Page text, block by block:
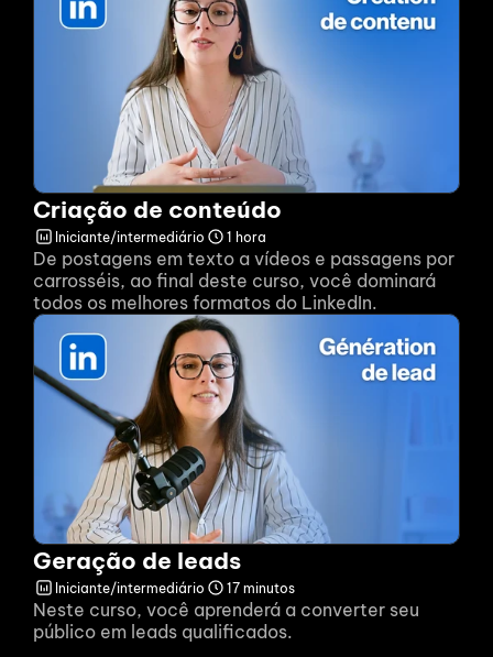
Criação de conteúdo
Iniciante/intermediário 1 hora
De postagens em texto a vídeos e passagens por
carrosséis, ao final deste curso, você dominará
todos os melhores formatos do LinkedIn.
Geração de leads
Iniciante/intermediário 17 minutos
Neste curso, você aprenderá a converter seu
público em leads qualificados.